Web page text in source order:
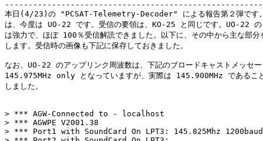
本日(4/23)の "PCSAT-Telemetry-Decoder" による報告第２弾です
は、今度は UO-22 です。受信の要領は、KO-25 と同じです。UO-22
は強力で、ほぼ 100％受信解読できました。以下に、その中から主な部分
します。受信時の画像も下記に保存しておきました。
なお、UO-22 のアップリンク周波数は、下記のブロードキャストメッセ
145.975MHz only となっていますが、実際は 145.900MHz であるこ
しました。
> *** AGW-Connected to - localhost
> *** AGWPE V2001.38
> *** Port1 with SoundCard On LPT3: 145.825Mhz 1200baud